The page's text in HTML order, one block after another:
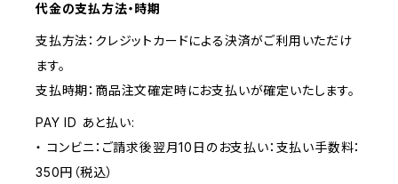
代金の支払方法・時期
支払方法：クレジットカードによる決済がご利用いただけ
ます。
支払時期：商品注文確定時にお支払いが確定いたします。
PAY ID あと払い:
・ コンビニ：ご請求後翌月10日のお支払い：支払い手数料：
350円（税込）